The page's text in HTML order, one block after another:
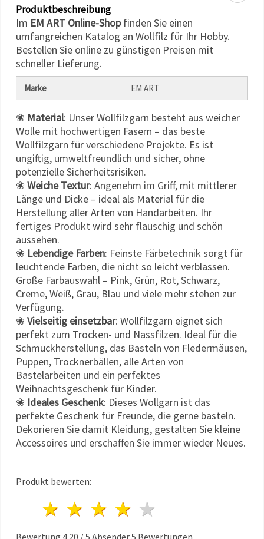
Einwilligung
können Sie
jederzeit
ändern
oder
widerrufen.
Impressum
Richtlinie
Alle
akzeptieren
Cookie-
Einstellungen
Produktbeschreibung
Im EM ART Online-Shopfinden Sie einen
umfangreichen Katalog an Wollfilz für Ihr Hobby.
Bestellen Sie online zu günstigen Preisen mit
schneller Lieferung.
Marke EM ART
❀ Material: Unser Wollfilzgarn besteht aus weicher
Wolle mit hochwertigen Fasern – das beste
Wollfilzgarn für verschiedene Projekte. Es ist
ungiftig, umweltfreundlich und sicher, ohne
potenzielle Sicherheitsrisiken.
❀ Weiche Textur: Angenehm im Griff, mit mittlerer
Länge und Dicke – ideal als Material für die
Herstellung aller Arten von Handarbeiten. Ihr
fertiges Produkt wird sehr flauschig und schön
aussehen.
❀ Lebendige Farben: Feinste Färbetechnik sorgt für
leuchtende Farben, die nicht so leicht verblassen.
Große Farbauswahl – Pink, Grün, Rot, Schwarz,
Creme, Weiß, Grau, Blau und viele mehr stehen zur
Verfügung.
❀ Vielseitig einsetzbar: Wollfilzgarn eignet sich
perfekt zum Trocken- und Nassfilzen. Ideal für die
Schmuckherstellung, das Basteln von Fledermäusen,
Puppen, Trocknerbällen, alle Arten von
Bastelarbeiten und ein perfektes
Weihnachtsgeschenk für Kinder.
❀ Ideales Geschenk: Dieses Wollgarn ist das
perfekte Geschenk für Freunde, die gerne basteln.
Dekorieren Sie damit Kleidung, gestalten Sie kleine
Accessoires und erschaffen Sie immer wieder Neues.
Produkt bewerten:
4 Sterne
3 Sterne
2 Sterne
1 Stern
Bewertung 4.20 / 5 Absender 5 Bewertungen.